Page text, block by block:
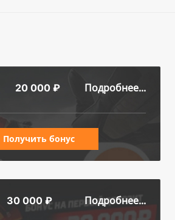
20 000 ₽ Подробнее...
Получить бонус
30 000 ₽ Подробнее...